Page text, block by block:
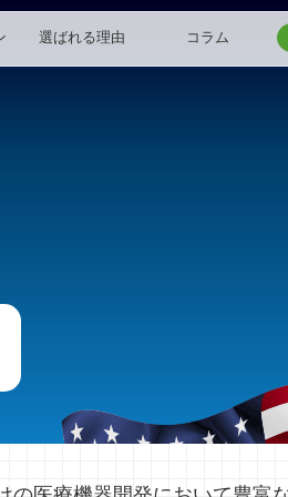
選ばれる理由 コラム